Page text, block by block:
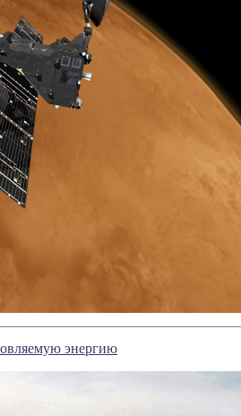
энергию